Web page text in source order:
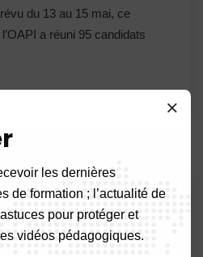
du 13 au 15 mai, ce
a réuni 95 candidats
les dernières
de formation ; l’actualité de
pour protéger et
vidéos pédagogiques.